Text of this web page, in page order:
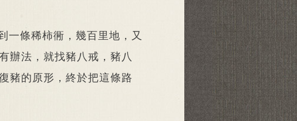
一條稀柿衕，幾百里地，又
辦法，就找豬八戒，豬八
豬的原形，終於把這條路